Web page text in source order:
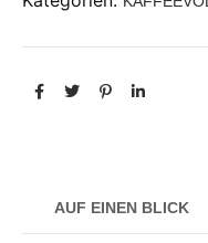
AUF EINEN BLICK